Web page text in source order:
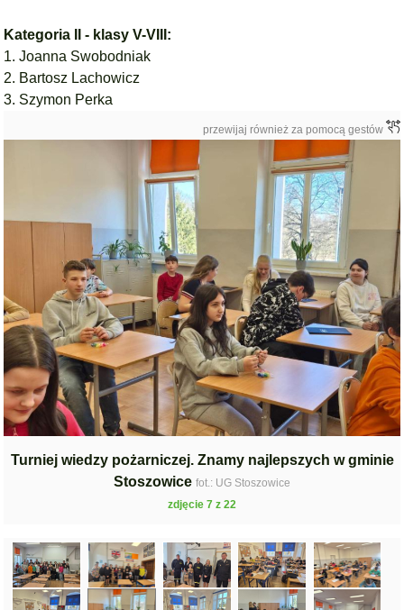
Kategoria II - klasy V-VIII:
1. Joanna Swobodniak
2. Bartosz Lachowicz
3. Szymon Perka
przewijaj również za pomocą gestów
Turniej wiedzy pożarniczej. Znamy najlepszych w gminie
Stoszowice fot.: UG Stoszowice
zdjęcie 7 z 22